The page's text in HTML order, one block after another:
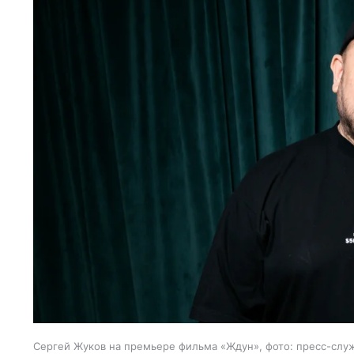
Сергей Жуков на премьере фильма «Ждун», фото: пресс-